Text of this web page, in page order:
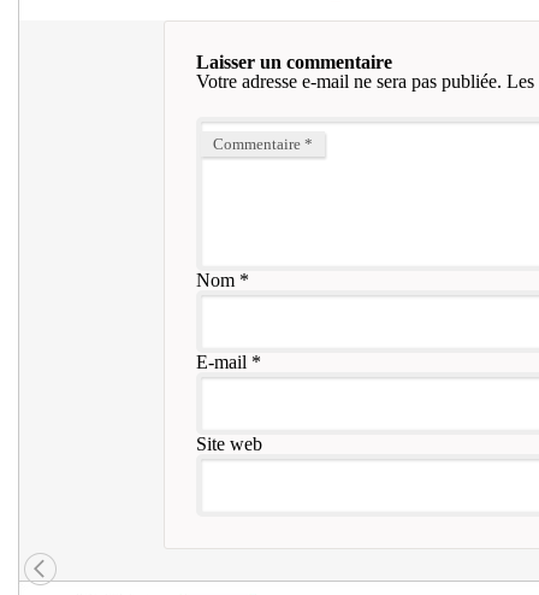
Laisser un commentaire
Votre adresse e-mail ne sera pas publiée. Les
Commentaire *
Nom*
E-mail *
Site web